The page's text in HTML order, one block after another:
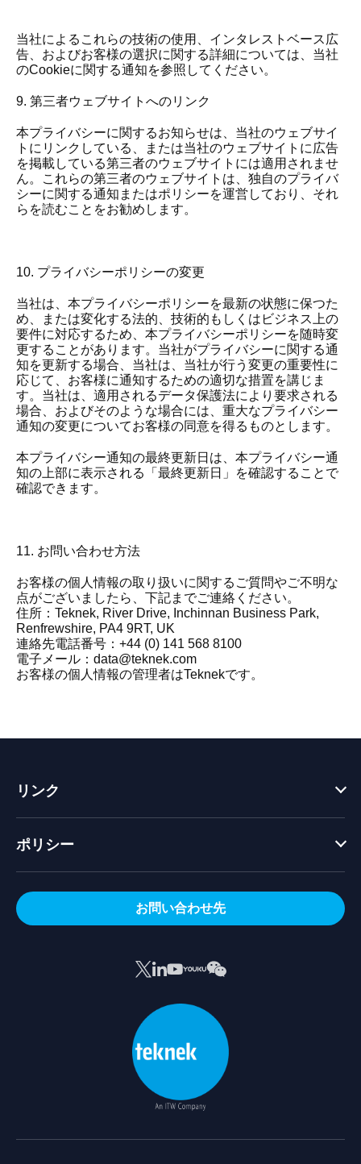
当社によるこれらの技術の使用、インタレストベース広
告、およびお客様の選択に関する詳細については、当社
のCookieに関する通知を参照してください。
9. 第三者ウェブサイトへのリンク
本プライバシーに関するお知らせは、当社のウェブサイ
トにリンクしている、または当社のウェブサイトに広告
を掲載している第三者のウェブサイトには適用されませ
ん。これらの第三者のウェブサイトは、独自のプライバ
シーに関する通知またはポリシーを運営しており、それ
らを読むことをお勧めします。
10. プライバシーポリシーの変更
当社は、本プライバシーポリシーを最新の状態に保つた
め、または変化する法的、技術的もしくはビジネス上の
要件に対応するため、本プライバシーポリシーを随時変
更することがあります。当社がプライバシーに関する通
知を更新する場合、当社は、当社が行う変更の重要性に
応じて、お客様に通知するための適切な措置を講じま
す。当社は、適用されるデータ保護法により要求される
場合、およびそのような場合には、重大なプライバシー
通知の変更についてお客様の同意を得るものとします。
本プライバシー通知の最終更新日は、本プライバシー通
知の上部に表示される「最終更新日」を確認することで
確認できます。
11. お問い合わせ方法
お客様の個人情報の取り扱いに関するご質問やご不明な
点がございましたら、下記までご連絡ください。
住所：Teknek, River Drive, Inchinnan Business Park,
Renfrewshire, PA4 9RT, UK
連絡先電話番号：+44 (0) 141 568 8100
電子メール： data@teknek.com
お客様の個人情報の管理者はTeknekです。
ポリシー
リンク
お問い合わせ先